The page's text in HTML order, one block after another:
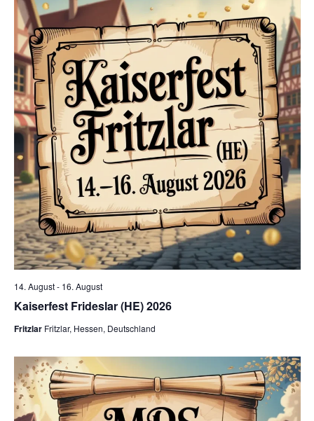
Kaiserfest Frideslar (HE) 2026
14. August- 16. August
Fritzlar Fritzlar, Hessen, Deutschland